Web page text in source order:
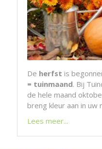
De herfst is
= tuinmaand. Bij
de hele maand
breng kleur aan in uw
Lees meer...